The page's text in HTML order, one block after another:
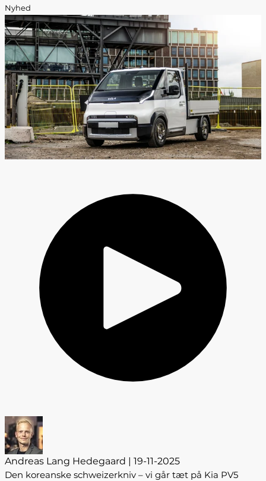
Nyhed
Andreas Lang Hedegaard | 19-11-2025
Den koreanske schweizerkniv – vi går tæt på Kia PV5